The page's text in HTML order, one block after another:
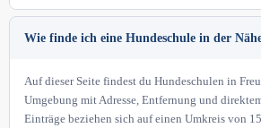
Wie finde ich eine Hundeschule in der
Auf dieser Seite findest du Hundeschulen in
Umgebung mit Adresse, Entfernung und
Einträge beziehen sich auf einen Umkreis von